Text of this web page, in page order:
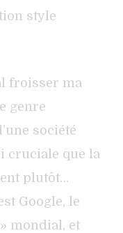
style
froisser ma
genre
société
cruciale que la
plutôt…
Google, le
mondial, et